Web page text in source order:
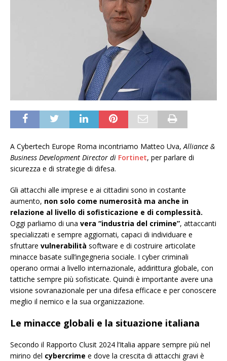
A Cybertech Europe Roma incontriamo Matteo Uva,Alliance &
Business Development Director di Fortinet, per parlare di
sicurezza e di strategie di difesa.
Gli attacchi alle imprese e ai cittadini sono in costante
aumento, non solo come numerosità ma anche in
relazione al livello di sofisticazione e di complessità.
Oggi parliamo di una vera “industria del crimine”, attaccanti
specializzati e sempre aggiornati, capaci di individuare e
sfruttare vulnerabilità software e di costruire articolate
minacce basate sull’ingegneria sociale. I cyber criminali
operano ormai a livello internazionale, addirittura globale, con
tattiche sempre più sofisticate. Quindi è importante avere una
visione sovranazionale per una difesa efficace e per conoscere
meglio il nemico e la sua organizzazione.
Le minacce globali e la situazione italiana
Secondo il Rapporto Clusit 2024 l’Italia appare sempre più nel
mirino del cybercrime e dove la crescita di attacchi gravi è